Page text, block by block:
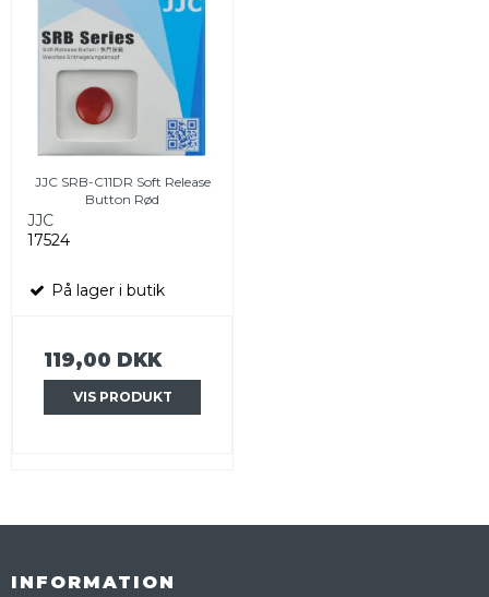
JJC SRB-C11DR Soft Release
Button Rød
JJC
17524
På lager i butik
119,00 DKK
VIS PRODUKT
INFORMATION